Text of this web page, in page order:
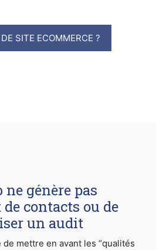
SITE ECOMMERCE ?
génère pas
contacts ou de
un audit
mettre en avant les “qualités